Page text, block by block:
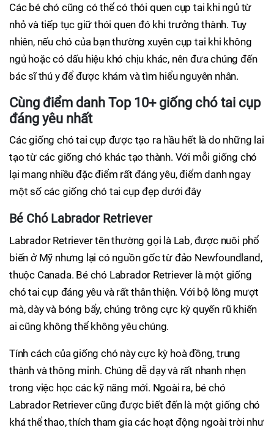
Các bé chó cũng có thể có thói quen cụp tai khi ngủ từ
nhỏ và tiếp tục giữ thói quen đó khi trưởng thành. Tuy
nhiên, nếu chó của bạn thường xuyên cụp tai khi không
ngủ hoặc có dấu hiệu khó chịu khác, nên đưa chúng đến
bác sĩ thú y để được khám và tìm hiểu nguyên nhân.
Cùng điểm danh Top 10+ giống chó tai cụp
đáng yêu nhất
Các giống chó tai cụp được tạo ra hầu hết là do những lai
tạo từ các giống chó khác tạo thành. Với mỗi giống chó
lại mang nhiều đặc điểm rất đáng yêu, điểm danh ngay
một số các giống chó tai cụp đẹp dưới đây
Bé Chó Labrador Retriever
Labrador Retriever tên thường gọi là Lab, được nuôi phổ
biến ở Mỹ nhưng lại có nguồn gốc từ đảo Newfoundland,
thuộc Canada. Bé chó Labrador Retriever là một giống
chó tai cụp đáng yêu và rất thân thiện. Với bộ lông mượt
mà, dày và bóng bẩy, chúng trông cực kỳ quyến rũ khiến
ai cũng không thể không yêu chúng.
Tính cách của giống chó này cực kỳ hoà đồng, trung
thành và thông minh. Chúng dễ dạy và rất nhanh nhẹn
trong việc học các kỹ năng mới. Ngoài ra, bé chó
Labrador Retriever cũng được biết đến là một giống chó
khá thể thao, thích tham gia các hoạt động ngoài trời như